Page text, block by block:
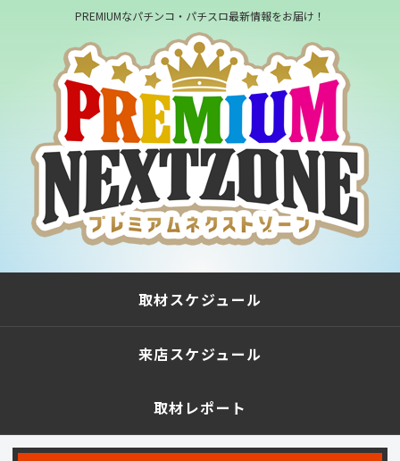
PREMIUMなパチンコ・パチスロ最新情報をお届け！
取材スケジュール
来店スケジュール
取材レポート